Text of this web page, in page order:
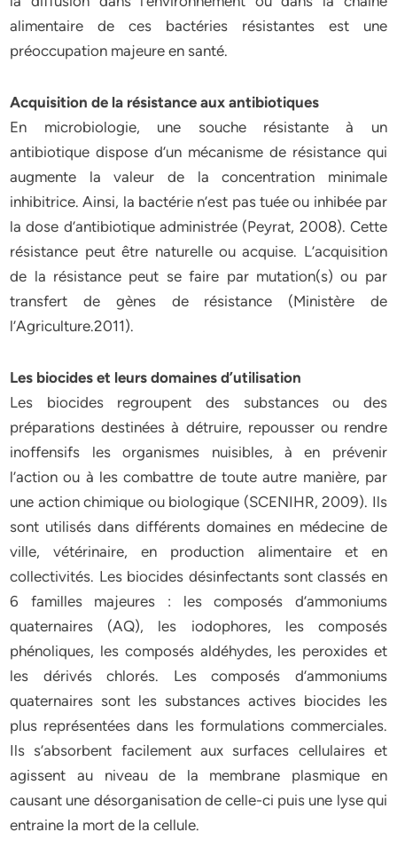
alimentaire de ces bactéries résistantes est une
préoccupation majeure en santé.
Acquisition de la résistance aux antibiotiques
En microbiologie, une souche résistante à un
antibiotique dispose d’un mécanisme de résistance qui
augmente la valeur de la concentration minimale
inhibitrice. Ainsi, la bactérie n’est pas tuée ou inhibée par
la dose d’antibiotique administrée (Peyrat, 2008). Cette
résistance peut être naturelle ou acquise. L’acquisition
de la résistance peut se faire par mutation(s) ou par
transfert de gènes de résistance (Ministère de
l’Agriculture.2011).
Les biocides et leurs domaines d’utilisation
Les biocides regroupent des substances ou des
préparations destinées à détruire, repousser ou rendre
inoffensifs les organismes nuisibles, à en prévenir
l’action ou à les combattre de toute autre manière, par
une action chimique ou biologique (SCENIHR, 2009). Ils
sont utilisés dans différents domaines en médecine de
ville, vétérinaire, en production alimentaire et en
collectivités. Les biocides désinfectants sont classés en
6 familles majeures : les composés d’ammoniums
quaternaires (AQ), les iodophores, les composés
phénoliques, les composés aldéhydes, les peroxides et
les dérivés chlorés. Les composés d’ammoniums
quaternaires sont les substances actives biocides les
plus représentées dans les formulations commerciales.
Ils s’absorbent facilement aux surfaces cellulaires et
agissent au niveau de la membrane plasmique en
causant une désorganisation de celle-ci puis une lyse qui
entraine la mort de la cellule.